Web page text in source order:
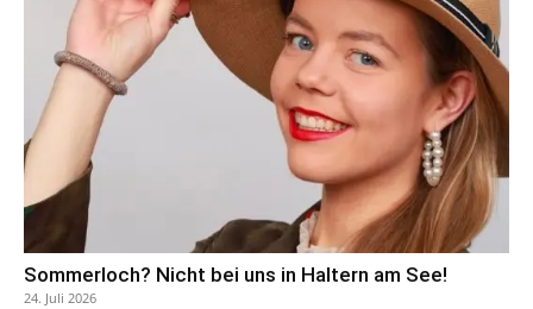
Sommerloch? Nicht bei uns in Haltern am See!
24. Juli 2026